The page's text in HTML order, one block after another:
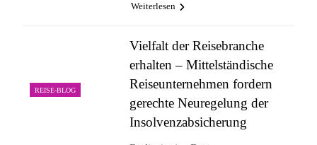
Weiterlesen
REISE-BLOG
Vielfalt der Reisebranche
erhalten – Mittelständische
Reiseunternehmen fordern
gerechte Neuregelung der
Insolvenzabsicherung